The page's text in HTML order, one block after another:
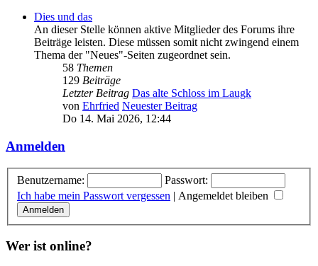
Dies und das
An dieser Stelle können aktive Mitglieder des Forums ihre
Beiträge leisten. Diese müssen somit nicht zwingend einem
Thema der "Neues"-Seiten zugeordnet sein.
58 Themen
129 Beiträge
Letzter Beitrag Das alte Schloss im Laugk
von Ehrfried Neuester Beitrag
Do 14. Mai 2026, 12:44
Anmelden
Benutzername:
Passwort:
Ich habe mein Passwort vergessen | Angemeldet bleiben
Wer ist online?